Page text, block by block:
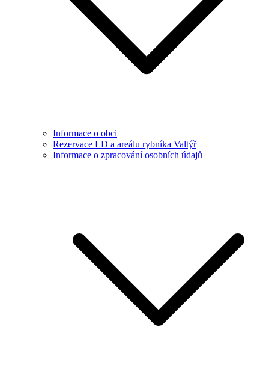
Informace o obci
Rezervace LD a areálu rybníka Valtýř
Informace o zpracování osobních údajů